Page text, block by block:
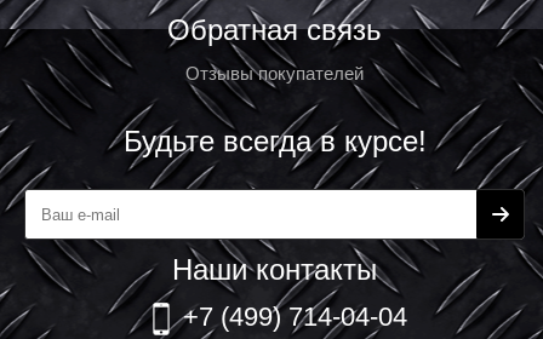
Обратная связь
Отзывы покупателей
Будьте всегда в курсе!
Наши контакты
+7 (499) 714-04-04